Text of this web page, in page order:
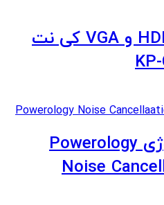
تبدیل Type C به HDMI و VGA کی نت
هدفون ANC پاورولوژی Powerology
Noise